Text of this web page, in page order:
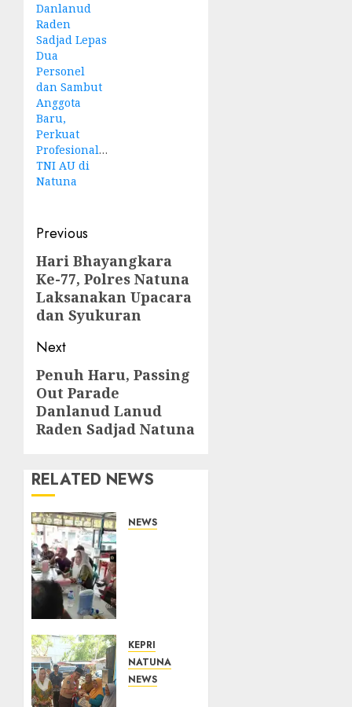
Danlanud
Raden
Sadjad Lepas
Dua
Personel
dan Sambut
Anggota
Baru,
Perkuat
Profesionalisme
TNI AU di
Natuna
Post
navigation
Previous
Previous
post:
Hari Bhayangkara
Ke-77, Polres Natuna
Laksanakan Upacara
dan Syukuran
Next
Next
post:
Penuh Haru, Passing
Out Parade
Danlanud Lanud
Raden Sadjad Natuna
RELATED NEWS
NEWS
Wakil
Bupati
Natuna
KEPRI
NATUNA
NEWS